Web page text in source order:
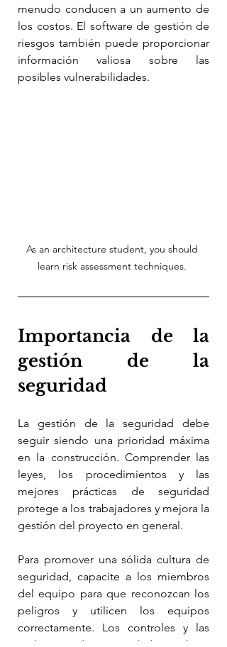
menudo conducen a un aumento de
los costos. El software de gestión de
riesgos también puede proporcionar
información valiosa sobre las
posibles vulnerabilidades.
As an architecture student, you should
learn risk assessment techniques.
Importancia de la
gestión de la
seguridad
La gestión de la seguridad debe
seguir siendo una prioridad máxima
en la construcción. Comprender las
leyes, los procedimientos y las
mejores prácticas de seguridad
protege a los trabajadores y mejora la
gestión del proyecto en general.
Para promover una sólida cultura de
seguridad, capacite a los miembros
del equipo para que reconozcan los
peligros y utilicen los equipos
correctamente. Los controles y las